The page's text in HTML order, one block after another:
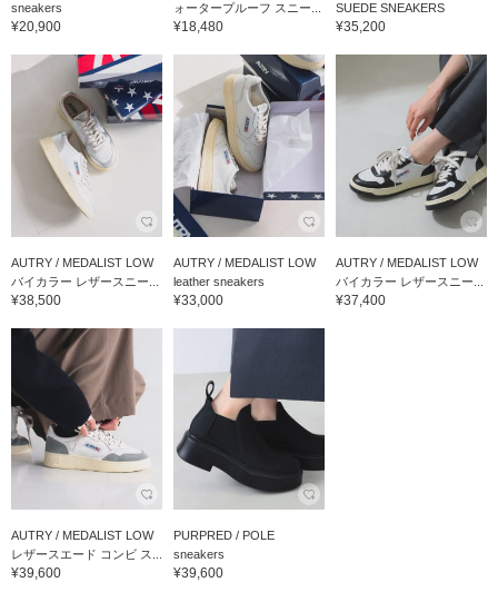
sneakers
¥20,900
ォータープルーフ スニー...
¥18,480
SUEDE SNEAKERS
¥35,200
AUTRY / MEDALIST LOW
バイカラー レザースニー...
¥38,500
AUTRY / MEDALIST LOW
leather sneakers
¥33,000
AUTRY / MEDALIST LOW
バイカラー レザースニー...
¥37,400
AUTRY / MEDALIST LOW
レザースエード コンビ ス...
¥39,600
PURPRED / POLE
sneakers
¥39,600